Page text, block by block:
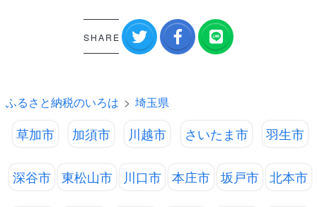
SHARE
ふるさと納税のいろは 埼玉県
草加市 加須市 川越市 さいたま市 羽生市
深谷市 東松山市 川口市 本庄市 坂戸市 北本市